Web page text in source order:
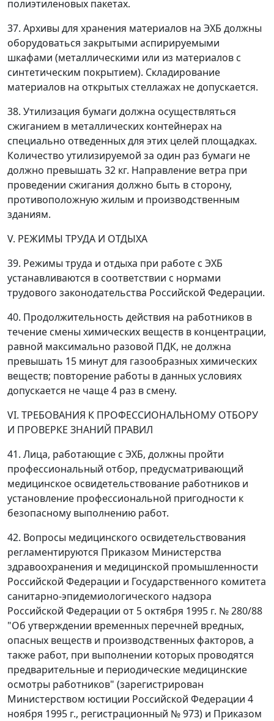
полиэтиленовых пакетах.
37. Архивы для хранения материалов на ЭХБ должны
оборудоваться закрытыми аспирируемыми
шкафами (металлическими или из материалов с
синтетическим покрытием). Складирование
материалов на открытых стеллажах не допускается.
38. Утилизация бумаги должна осуществляться
сжиганием в металлических контейнерах на
специально отведенных для этих целей площадках.
Количество утилизируемой за один раз бумаги не
должно превышать 32 кг. Направление ветра при
проведении сжигания должно быть в сторону,
противоположную жилым и производственным
зданиям.
V. РЕЖИМЫ ТРУДА И ОТДЫХА
39. Режимы труда и отдыха при работе с ЭХБ
устанавливаются в соответствии с нормами
трудового законодательства Российской Федерации.
40. Продолжительность действия на работников в
течение смены химических веществ в концентрации,
равной максимально разовой ПДК, не должна
превышать 15 минут для газообразных химических
веществ; повторение работы в данных условиях
допускается не чаще 4 раз в смену.
VI. ТРЕБОВАНИЯ К ПРОФЕССИОНАЛЬНОМУ ОТБОРУ
И ПРОВЕРКЕ ЗНАНИЙ ПРАВИЛ
41. Лица, работающие с ЭХБ, должны пройти
профессиональный отбор, предусматривающий
медицинское освидетельствование работников и
установление профессиональной пригодности к
безопасному выполнению работ.
42. Вопросы медицинского освидетельствования
регламентируются Приказом Министерства
здравоохранения и медицинской промышленности
Российской Федерации и Государственного комитета
санитарно-эпидемиологического надзора
Российской Федерации от 5 октября 1995 г. № 280/88
"Об утверждении временных перечней вредных,
опасных веществ и производственных факторов, а
также работ, при выполнении которых проводятся
предварительные и периодические медицинские
осмотры работников" (зарегистрирован
Министерством юстиции Российской Федерации 4
ноября 1995 г., регистрационный № 973) и Приказом